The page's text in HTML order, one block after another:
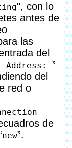
", con lo
antes de
las
del
Address: ”
del
red o
de
new”.